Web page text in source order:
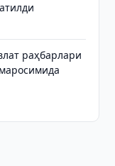
раҳбарлари